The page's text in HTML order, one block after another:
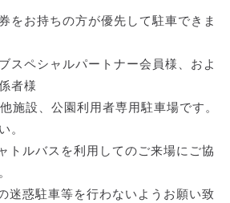
をお持ちの方が優先して駐車できま
スペシャルパートナー会員様、およ
者様
施設、公園利用者専用駐車場です。
。
トルバスを利用してのご来場にご協
迷惑駐車等を行わないようお願い致